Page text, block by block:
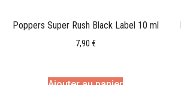
Poppers Super Rush Black Label 10 ml
7,90 €